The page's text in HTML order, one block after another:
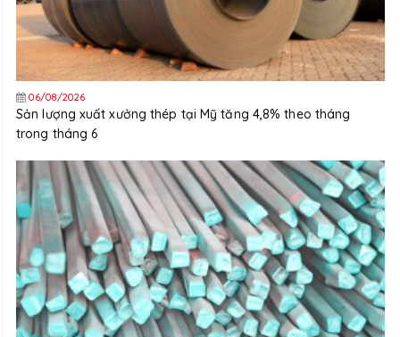
06/08/2026
Sản lượng xuất xưởng thép tại Mỹ tăng 4,8% theo tháng
trong tháng 6